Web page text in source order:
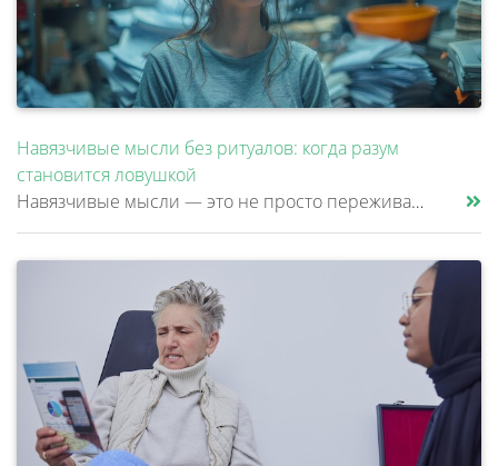
Навязчивые мысли без ритуалов: когда разум
становится ловушкой
Навязчивые мысли — это не просто переживания или тревоги, которые можно «отогнать» от себя. Эти мысли возникают против ж......